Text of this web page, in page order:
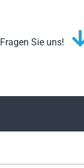
Fragen Sie uns!